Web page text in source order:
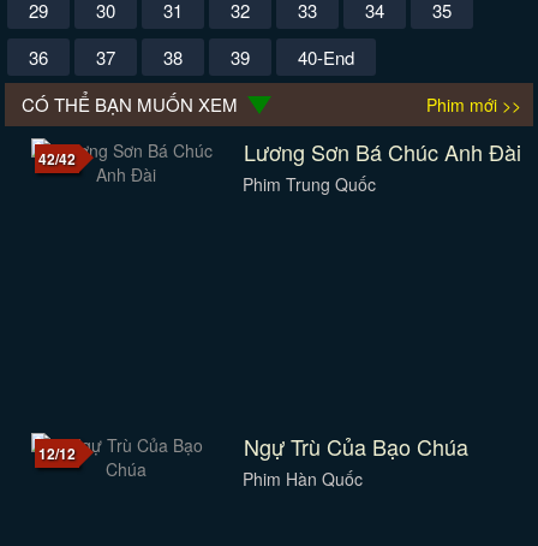
29
30 31 32 33 34
35
36
37 38 39
40-End
CÓ THỂ BẠN MUỐN XEM
Phim mới >>
42/42 Lương Sơn Bá Chúc Anh Đài
Phim Trung Quốc
12/12 Ngự Trù Của Bạo Chúa
Phim Hàn Quốc